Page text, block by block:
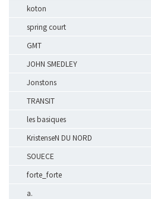
koton
spring court
GMT
JOHN SMEDLEY
Jonstons
TRANSIT
les basiques
KristenseN DU NORD
SOUECE
forte_forte
a.